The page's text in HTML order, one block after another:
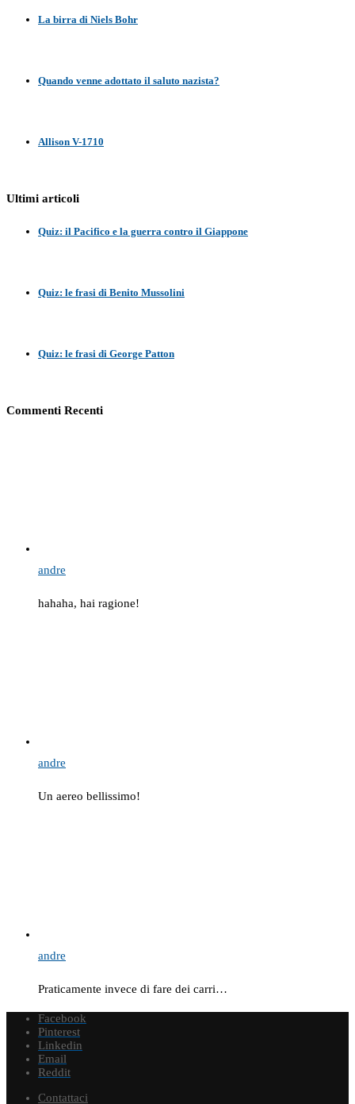
La birra di Niels Bohr
Quando venne adottato il saluto nazista?
Allison V-1710
Ultimi articoli
Quiz: il Pacifico e la guerra contro il Giappone
Quiz: le frasi di Benito Mussolini
Quiz: le frasi di George Patton
Commenti Recenti
andre
hahaha, hai ragione!
andre
Un aereo bellissimo!
andre
Praticamente invece di fare dei carri…
Facebook
Pinterest
Linkedin
Email
Reddit
Contattaci